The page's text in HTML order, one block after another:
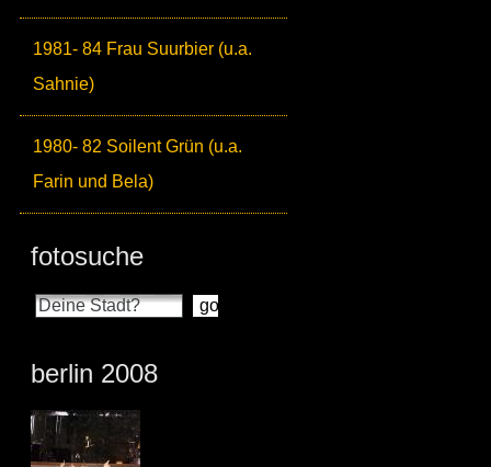
1981- 84 Frau Suurbier (u.a.
Sahnie)
1980- 82 Soilent Grün (u.a.
Farin und Bela)
fotosuche
berlin 2008